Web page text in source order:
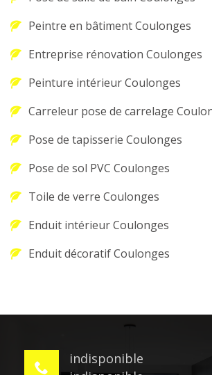
Peintre en bâtiment Coulonges
Entreprise rénovation Coulonges
Peinture intérieur Coulonges
Carreleur pose de carrelage
Pose de tapisserie Coulonges
Pose de sol PVC Coulonges
Toile de verre Coulonges
Enduit intérieur Coulonges
Enduit décoratif Coulonges
indisponible